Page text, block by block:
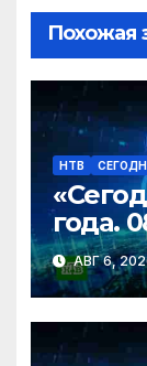
Похожая
НТВ
года.
АВГ 6,